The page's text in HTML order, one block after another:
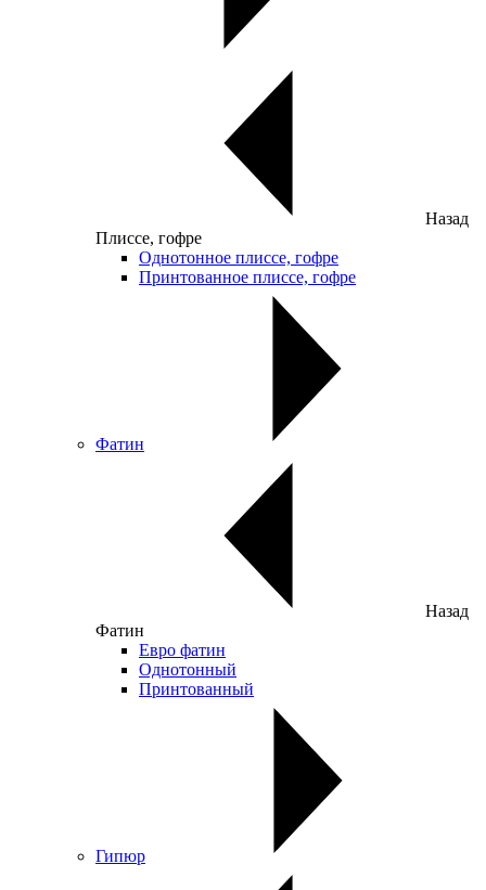
Назад
Плиссе, гофре
Однотонное плиссе, гофре
Принтованное плиссе, гофре
Фатин
Назад
Фатин
Евро фатин
Однотонный
Принтованный
Гипюр